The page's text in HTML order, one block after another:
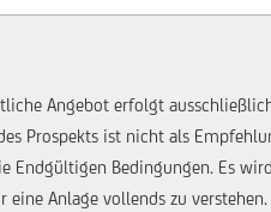
Angebot erfolgt
Prospekts ist nicht als
Endgültigen Bedingungen. Es
Anlage vollends zu